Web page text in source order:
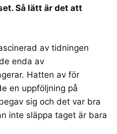
Så lätt är det att
av tidningen
enda av
Hatten av för
en uppföljning på
sig och det var bra
inte släppa taget är bara